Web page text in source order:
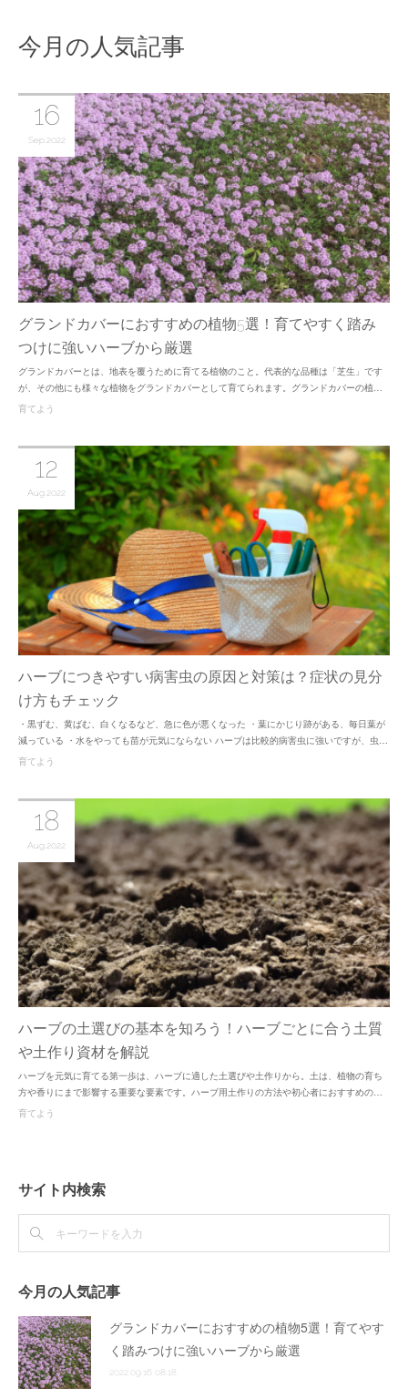
今月の人気記事
グランドカバーにおすすめの植物5選！育てやすく踏み
つけに強いハーブから厳選
グランドカバーとは、地表を覆うために育てる植物のこと。代表的な品種は「芝生」です
が、その他にも様々な植物をグランドカバーとして育てられます。グランドカバーの植…
16
Sep 2022
育てよう
ハーブにつきやすい病害虫の原因と対策は？症状の見分
け方もチェック
・黒ずむ、黄ばむ、白くなるなど、急に色が悪くなった ・葉にかじり跡がある、毎日葉が
減っている ・水をやっても苗が元気にならない ハーブは比較的病害虫に強いですが、虫…
12
Aug 2022
育てよう
ハーブの土選びの基本を知ろう！ハーブごとに合う土質
や土作り資材を解説
ハーブを元気に育てる第一歩は、ハーブに適した土選びや土作りから。土は、植物の育ち
方や香りにまで影響する重要な要素です。ハーブ用土作りの方法や初心者におすすめの…
18
Aug 2022
育てよう
サイト内検索
今月の人気記事
グランドカバーにおすすめの植物5選！育てやす
く踏みつけに強いハーブから厳選
2022.09.16 08:18